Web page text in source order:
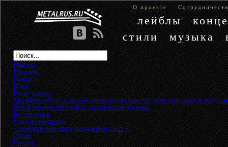
О проекте
лейблы
стили
музыка
Начало
Помощь
Поиск
Вход
Регистрация
MetalRus - Форум музыкального сообщества тяжелого рока и металла
Всё об отечественной и зарубежной музыке»
Библиотека»
РокАда (журнал)
« предыдущая тема следующая тема »
Ответ
Печать